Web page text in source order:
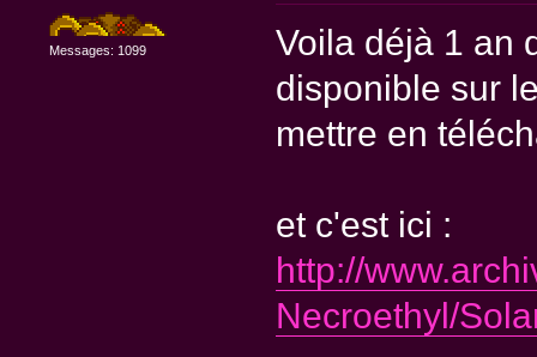
Messages: 1099
Voila déjà 1 an
disponible sur
mettre en
et c'est ici :
http://
Necroethyl/